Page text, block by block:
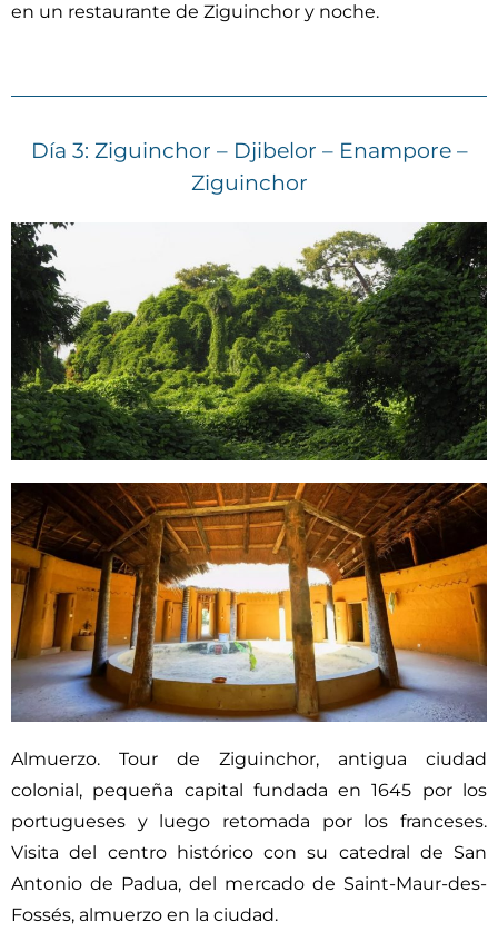
en un restaurante de Ziguinchor y noche.
Día 3: Ziguinchor – Djibelor – Enampore –
Ziguinchor
Almuerzo. Tour de Ziguinchor, antigua ciudad
colonial, pequeña capital fundada en 1645 por los
portugueses y luego retomada por los franceses.
Visita del centro histórico con su catedral de San
Antonio de Padua, del mercado de Saint-Maur-des-
Fossés, almuerzo en la ciudad.